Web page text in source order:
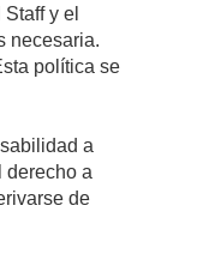
y el
necesaria.
política se
a
derecho a
de